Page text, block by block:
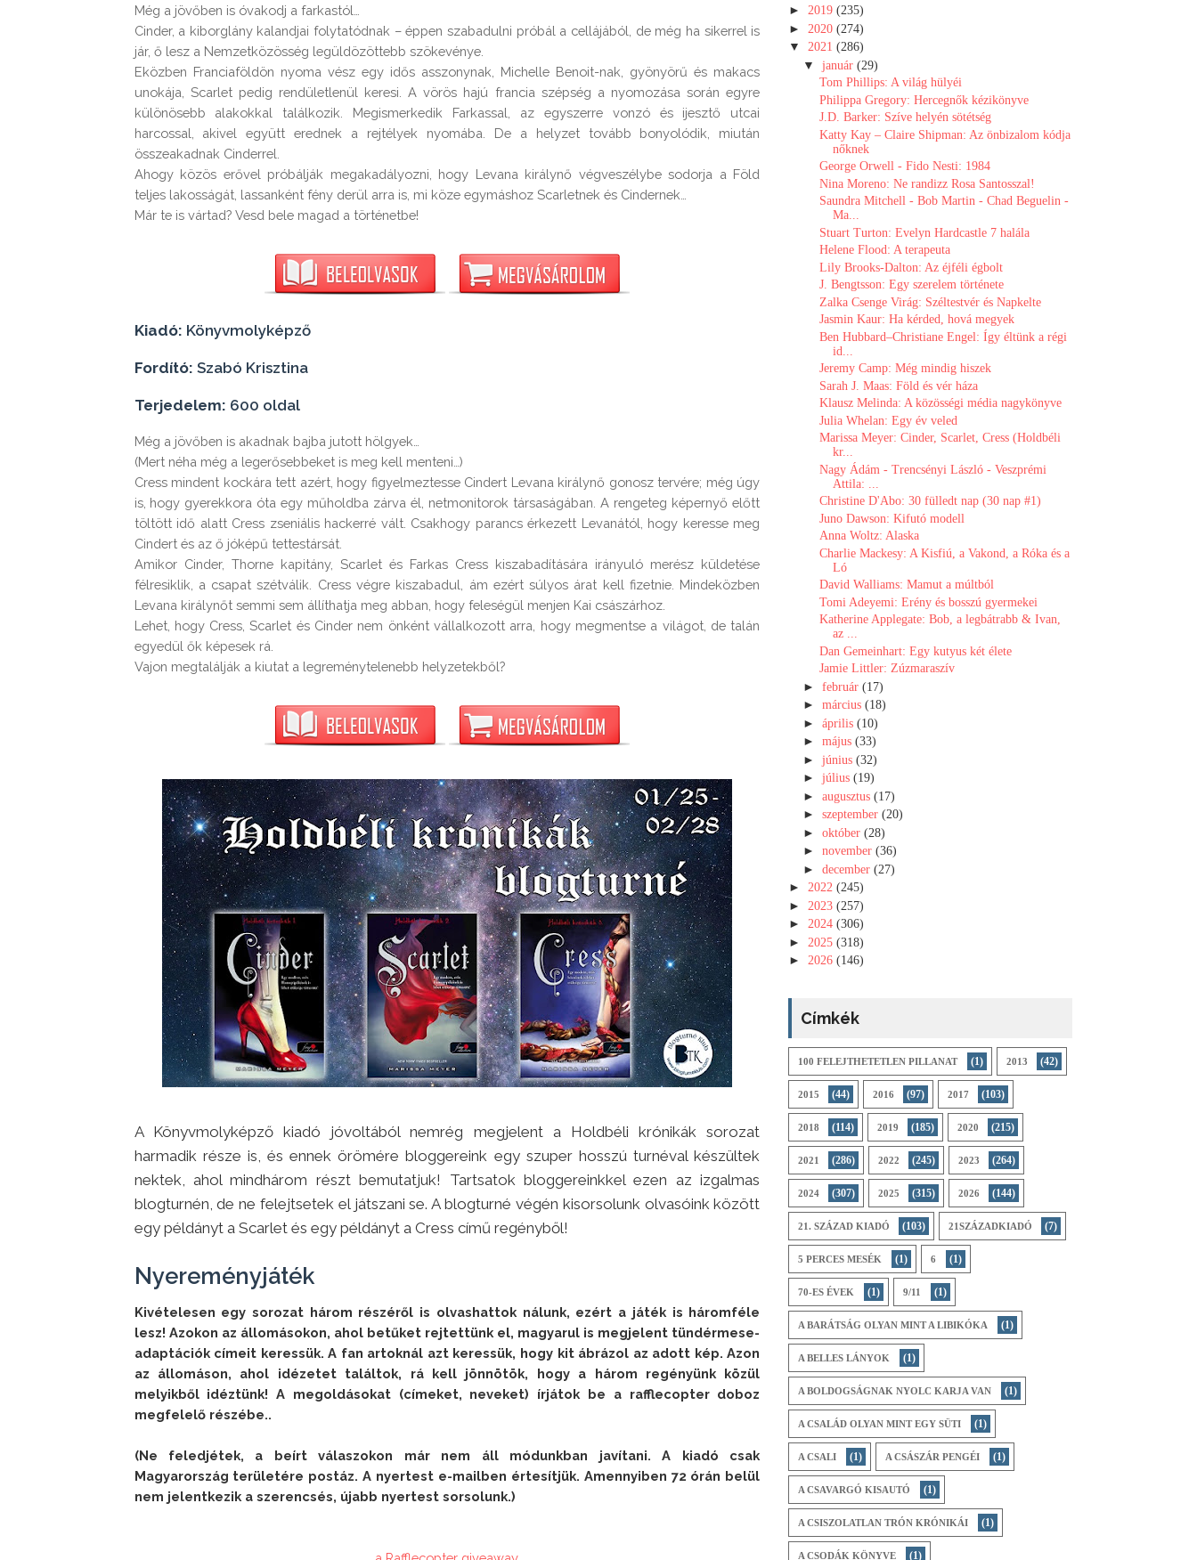
Még a jövőben is óvakodj a farkastól…
Cinder, a kiborglány kalandjai folytatódnak – éppen szabadulni próbál a cellájából, de még ha sikerrel is
jár, ő lesz a Nemzetközösség legüldözöttebb szökevénye.
Eközben Franciaföldön nyoma vész egy idős asszonynak, Michelle Benoit-nak, gyönyörű és makacs
unokája, Scarlet pedig rendületlenül keresi. A vörös hajú francia szépség a nyomozása során egyre
különösebb alakokkal találkozik. Megismerkedik Farkassal, az egyszerre vonzó és ijesztő utcai
harcossal, akivel együtt erednek a rejtélyek nyomába. De a helyzet tovább bonyolódik, miután
összeakadnak Cinderrel.
Ahogy közös erővel próbálják megakadályozni, hogy Levana királynő végveszélybe sodorja a Föld
teljes lakosságát, lassanként fény derül arra is, mi köze egymáshoz Scarletnek és Cindernek…
Már te is vártad? Vesd bele magad a történetbe!
Kiadó: Könyvmolyképző
Fordító: Szabó Krisztina
Terjedelem: 600 oldal
Még a jövőben is akadnak bajba jutott hölgyek…
(Mert néha még a legerősebbeket is meg kell menteni…)
Cress mindent kockára tett azért, hogy figyelmeztesse Cindert Levana királynő gonosz tervére; még úgy
is, hogy gyerekkora óta egy műholdba zárva él, netmonitorok társaságában. A rengeteg képernyő előtt
töltött idő alatt Cress zseniális hackerré vált. Csakhogy parancs érkezett Levanától, hogy keresse meg
Cindert és az ő jóképű tettestársát.
Amikor Cinder, Thorne kapitány, Scarlet és Farkas Cress kiszabadítására irányuló merész küldetése
félresiklik, a csapat szétválik. Cress végre kiszabadul, ám ezért súlyos árat kell fizetnie. Mindeközben
Levana királynőt semmi sem állíthatja meg abban, hogy feleségül menjen Kai császárhoz.
Lehet, hogy Cress, Scarlet és Cinder nem önként vállalkozott arra, hogy megmentse a világot, de talán
egyedül ők képesek rá.
Vajon megtalálják a kiutat a legreménytelenebb helyzetekből?
A Könyvmolyképző kiadó jóvoltából nemrég megjelent a Holdbéli krónikák sorozat
harmadik része is, és ennek örömére bloggereink egy szuper hosszú turnéval készültek
nektek, ahol mindhárom részt bemutatjuk! Tartsatok bloggereinkkel ezen az izgalmas
blogturnén, de ne felejtsetek el játszani se. A blogturné végén kisorsolunk olvasóink között
egy példányt a Scarlet és egy példányt a Cress című regényből!
Nyereményjáték
Kivételesen egy sorozat három részéről is olvashattok nálunk, ezért a játék is háromféle
lesz! Azokon az állomásokon, ahol betűket rejtettünk el, magyarul is megjelent tündérmese-
adaptációk címeit keressük. A fan artoknál azt keressük, hogy kit ábrázol az adott kép. Azon
az állomáson, ahol idézetet találtok, rá kell jönnötök, hogy a három regényünk közül
melyikből idéztünk! A megoldásokat (címeket, neveket) írjátok be a rafflecopter doboz
megfelelő részébe..
(Ne feledjétek, a beírt válaszokon már nem áll módunkban javítani. A kiadó csak
Magyarország területére postáz. A nyertest e-mailben értesítjük. Amennyiben 72 órán belül
nem jelentkezik a szerencsés, újabb nyertest sorsolunk.)
► 2019 (235)
► 2020 (274)
▼ 2021 (286)
▼ január(29)
Tom Phillips: A világ hülyéi
Philippa Gregory: Hercegnők ​kézikönyve
J.D. Barker: Szíve helyén sötétség
Katty Kay – Claire Shipman: Az önbizalom kódja
nőknek
George Orwell - Fido Nesti: 1984
Nina Moreno: Ne randizz Rosa Santosszal!
Saundra Mitchell - Bob Martin - Chad Beguelin -
Ma...
Stuart Turton: Evelyn Hardcastle 7 halála
Helene Flood: A terapeuta
Lily Brooks-Dalton: Az éjféli égbolt
J. Bengtsson: Egy ​szerelem története
Zalka Csenge Virág: Széltestvér és Napkelte
Jasmin Kaur: Ha kérded, hová megyek
Ben Hubbard–Christiane Engel: Így éltünk a régi
id...
Jeremy Camp: Még ​mindig hiszek
Sarah J. Maas: Föld ​és vér háza
Klausz Melinda: A közösségi média nagykönyve
Julia Whelan: Egy év veled
Marissa Meyer: Cinder, Scarlet, Cress (Holdbéli
kr...
Nagy Ádám - Trencsényi László - Veszprémi
Attila: ...
Christine D'Abo: 30 fülledt nap (30 nap #1)
Juno Dawson: Kifutó modell
Anna Woltz: Alaska
Charlie Mackesy: A ​Kisfiú, a Vakond, a Róka és a
Ló
David Walliams: Mamut ​a múltból
Tomi Adeyemi: Erény ​és bosszú gyermekei
Katherine Applegate: Bob, a legbátrabb & Ivan,
az ...
Dan Gemeinhart: Egy ​kutyus két élete
Jamie Littler: Zúzmaraszív
►február(17)
►március(18)
►április(10)
►május(33)
►június(32)
►július(19)
►augusztus(17)
►szeptember(20)
►október(28)
►november(36)
►december(27)
► 2022 (245)
► 2023 (257)
► 2024 (306)
► 2025 (318)
► 2026 (146)
Címkék
100 FELEJTHETETLEN PILLANAT (1) 2013 (42)
2015 (44) 2016 (97) 2017 (103)
2018 (114) 2019 (185) 2020 (215)
2021 (286) 2022 (245) 2023 (264)
2024 (307) 2025 (315) 2026 (144)
21. SZÁZAD KIADÓ (103) 21SZÁZADKIADÓ (7)
5 PERCES MESÉK (1) 6 (1)
70-ES ÉVEK (1) 9/11 (1)
A BARÁTSÁG OLYAN MINT A LIBIKÓKA (1)
A BELLES LÁNYOK (1)
A BOLDOGSÁGNAK NYOLC KARJA VAN (1)
A CSALÁD OLYAN MINT EGY SÜTI (1)
A CSALI (1) A CSÁSZÁR PENGÉI (1)
A CSAVARGÓ KISAUTÓ (1)
A CSISZOLATLAN TRÓN KRÓNIKÁI (1)
A CSODÁK KÖNYVE (1)